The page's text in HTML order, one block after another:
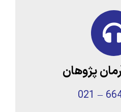
پژوهان